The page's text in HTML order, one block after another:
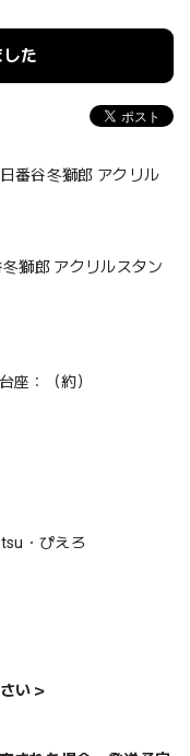
た
番谷冬獅郎 アクリル
獅郎 アクリルスタン
座：（約）
・ぴえろ
い＞